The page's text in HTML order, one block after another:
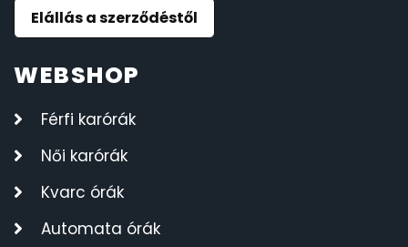
Elállás a szerződéstől
WEBSHOP
Férfi karórák
Női karórák
Kvarc órák
Automata órák